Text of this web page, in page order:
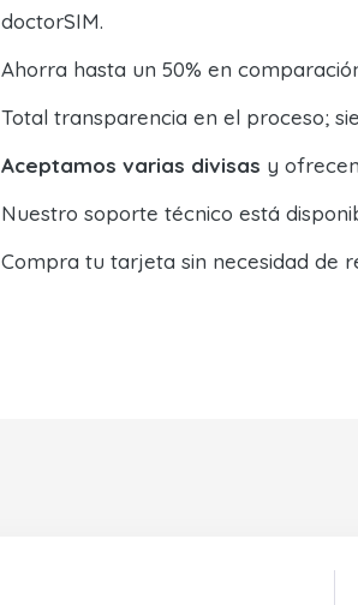
doctorSIM.
Ahorra hasta un 50% en
Total transparencia en el proceso;
Aceptamos varias divisas y
Nuestro soporte técnico está
Compra tu tarjeta sin necesidad de